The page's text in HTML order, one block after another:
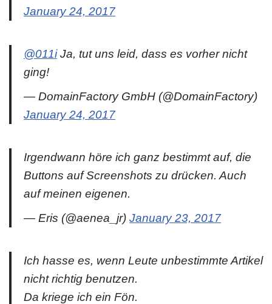
January 24, 2017
@011iJa, tut uns leid, dass es vorher nicht
ging!
— DomainFactory GmbH (@DomainFactory)
January 24, 2017
Irgendwann höre ich ganz bestimmt auf, die
Buttons auf Screenshots zu drücken. Auch
auf meinen eigenen.
— Eris (@aenea_jr) January 23, 2017
Ich hasse es, wenn Leute unbestimmte Artikel
nicht richtig benutzen.
Da kriege ich ein Fön.